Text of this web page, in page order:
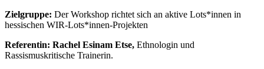
Zielgruppe: Der Workshop richtet sich an aktive Lots*innen in
hessischen WIR-Lots*innen-Projekten
Referentin: Rachel Esinam Etse, Ethnologin und
Rassismuskritische Trainerin.